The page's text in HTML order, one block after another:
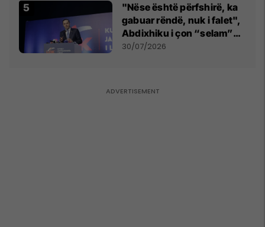
"Nëse është përfshirë, ka
gabuar rëndë, nuk i falet",
Abdixhiku i çon “selam”
Përparim Ramës
30/07/2026